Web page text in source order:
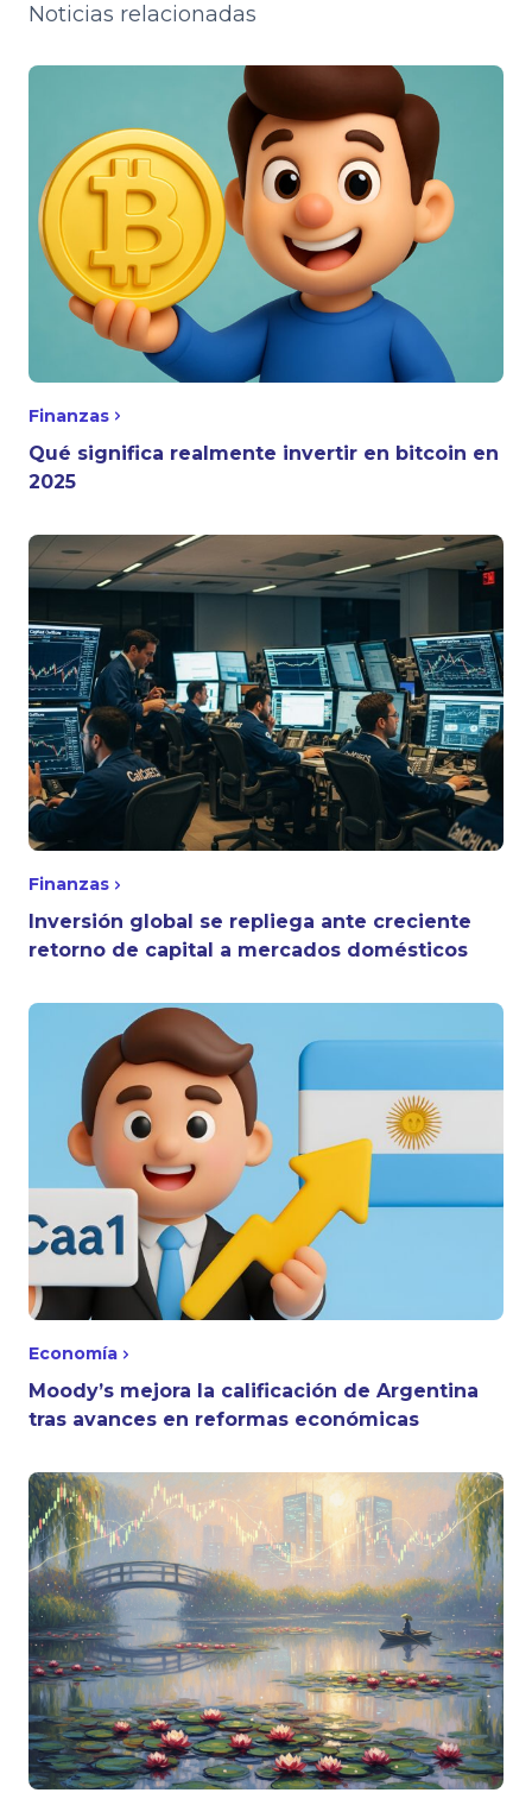
Noticias relacionadas
Finanzas
Qué significa realmente invertir en bitcoin en
2025
Finanzas
Inversión global se repliega ante creciente
retorno de capital a mercados domésticos
Economía
Moody’s mejora la calificación de Argentina
tras avances en reformas económicas